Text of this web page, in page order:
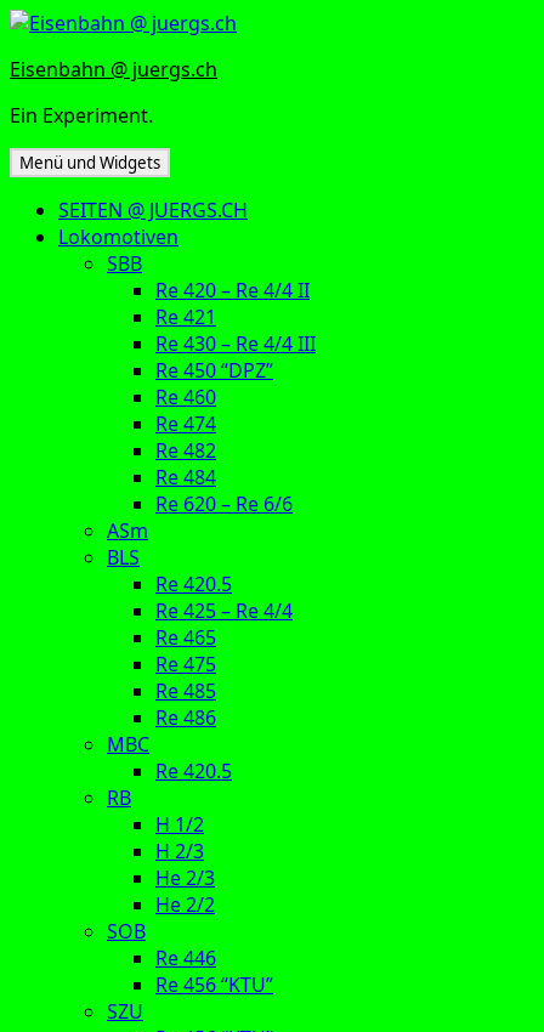
Zum
springen
Eisenbahn @ juergs.ch
Ein Experiment.
Menü und Widgets
SEITEN @ JUERGS.CH
Lokomotiven
SBB
Re 420 – Re 4/4 II
Re 421
Re 430 – Re 4/4 III
Re 450 “DPZ”
Re 460
Re 474
Re 482
Re 484
Re 620 – Re 6/6
ASm
BLS
Re 420.5
Re 425 – Re 4/4
Re 465
Re 475
Re 485
Re 486
MBC
Re 420.5
RB
H 1/2
H 2/3
He 2/3
He 2/2
SOB
Re 446
Re 456 “KTU”
SZU